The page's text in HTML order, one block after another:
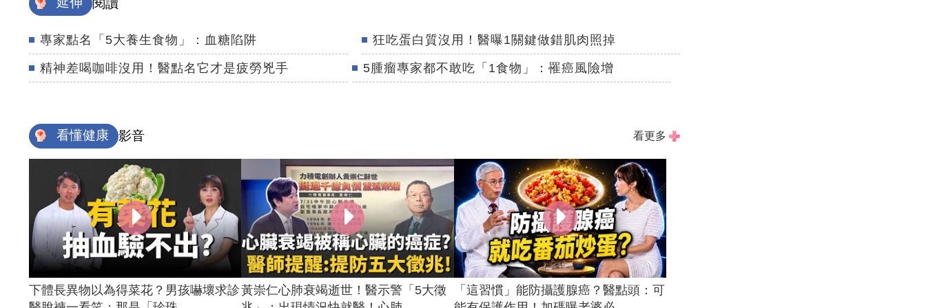
閱讀
專家點名「5大養生食物」：血糖陷阱 狂吃蛋白質沒用！醫曝1關鍵做錯肌肉照掉
精神差喝咖啡沒用！醫點名它才是疲勞兇手 5腫瘤專家都不敢吃「1食物」：罹癌風險增
看懂健康 影音 看更多
下體長異物以為得菜花？男孩嚇壞求診黃崇仁心肺衰竭逝世！醫示警「5大徵
「這習慣」能防攝護腺癌？醫點頭：可